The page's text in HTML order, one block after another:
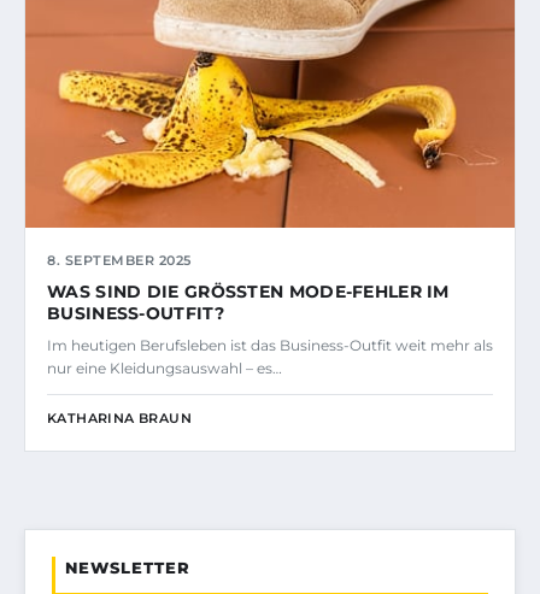
8. SEPTEMBER 2025
WAS SIND DIE GRÖSSTEN MODE-FEHLER IM B
USINESS-OUTFIT?
Im heutigen Berufsleben ist das Business-Outfit weit mehr als
nur eine Kleidungsauswahl – es…
KATHARINA BRAUN
NEWSLETTER